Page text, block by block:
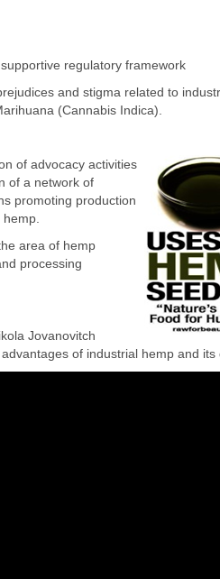
regulatory framework
and stigma related to
(Cannabis Indica).
of advocacy activities
of a network of
promoting production
area of hemp
processing
Jovanovitch
of industrial hemp and its